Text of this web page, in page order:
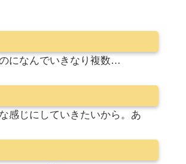
になんでいきなり複数…
感じにしていきたいから。あ